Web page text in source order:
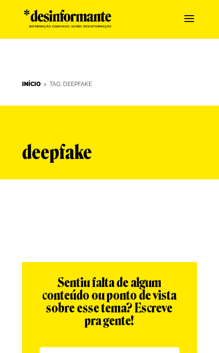
INÍCIO 9 TAG: DEEPFAKE
deepfake
Sentiu falta de algum
conteúdo ou ponto de vista
sobre esse tema? Escreve
pra gente!